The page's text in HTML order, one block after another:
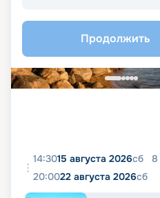
Продолжить
14:3015 августа 2026сб 8
20:0022 августа 2026сб